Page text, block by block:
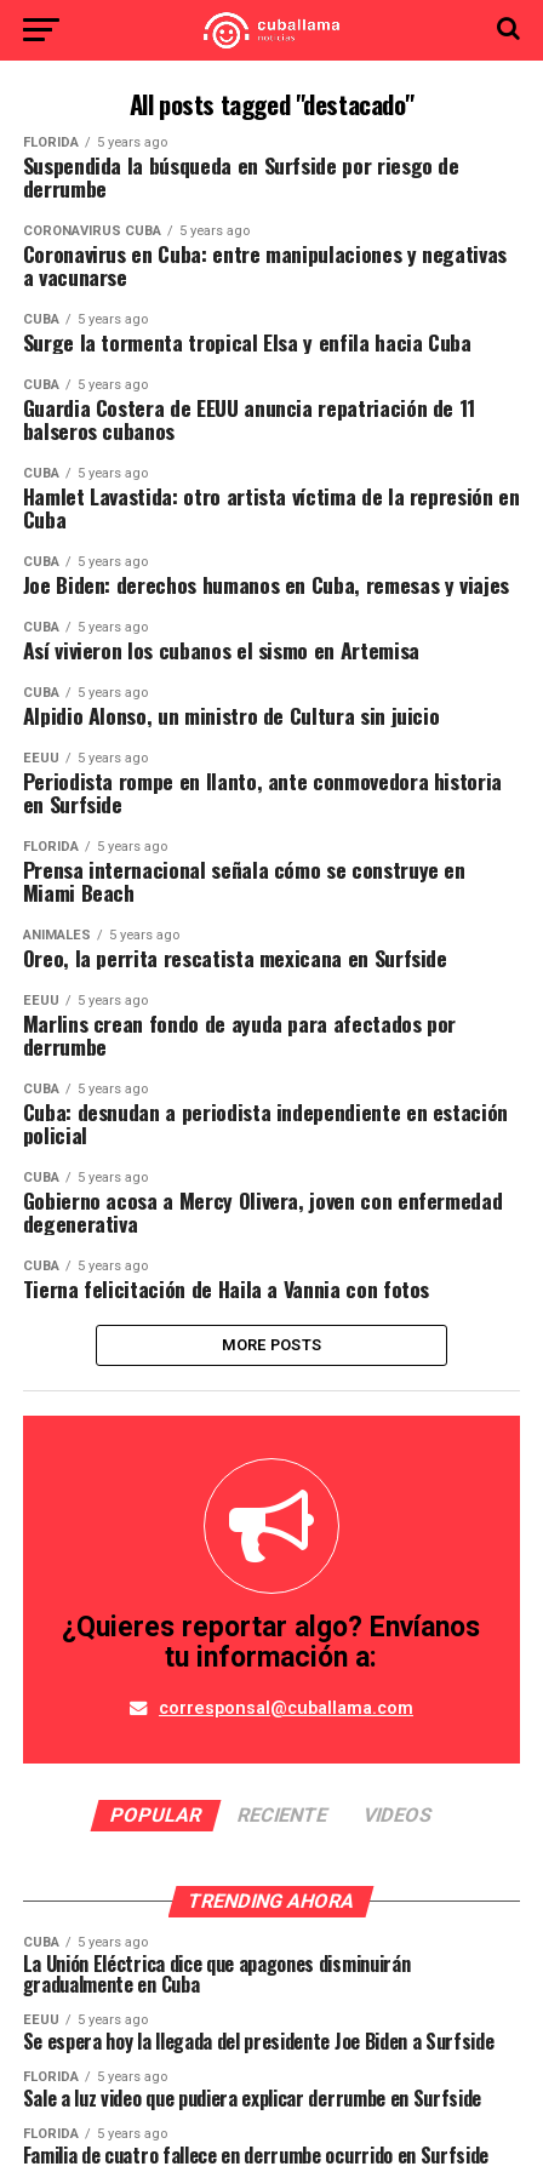
All posts tagged "destacado"
FLORIDA 5 years ago
Suspendida la búsqueda en Surfside por riesgo de
derrumbe
CORONAVIRUS CUBA 5 years ago
Coronavirus en Cuba: entre manipulaciones y negativas
a vacunarse
CUBA 5 years ago
Surge la tormenta tropical Elsa y enfila hacia Cuba
CUBA 5 years ago
Guardia Costera de EEUU anuncia repatriación de 11
balseros cubanos
CUBA 5 years ago
Hamlet Lavastida: otro artista víctima de la represión en
Cuba
CUBA 5 years ago
Joe Biden: derechos humanos en Cuba, remesas y viajes
CUBA 5 years ago
Así vivieron los cubanos el sismo en Artemisa
CUBA 5 years ago
Alpidio Alonso, un ministro de Cultura sin juicio
EEUU 5 years ago
Periodista rompe en llanto, ante conmovedora historia
en Surfside
FLORIDA 5 years ago
Prensa internacional señala cómo se construye en
Miami Beach
ANIMALES 5 years ago
Oreo, la perrita rescatista mexicana en Surfside
EEUU 5 years ago
Marlins crean fondo de ayuda para afectados por
derrumbe
CUBA 5 years ago
Cuba: desnudan a periodista independiente en estación
policial
CUBA 5 years ago
Gobierno acosa a Mercy Olivera, joven con enfermedad
degenerativa
CUBA 5 years ago
Tierna felicitación de Haila a Vannia con fotos
MORE POSTS
¿Quieres reportar algo? Envíanos
tu información a:
corresponsal@cuballama.com
POPULAR RECIENTE VIDEOS
TRENDING AHORA
CUBA 5 years ago
La Unión Eléctrica dice que apagones disminuirán
gradualmente en Cuba
EEUU 5 years ago
Se espera hoy la llegada del presidente Joe Biden a Surfside
FLORIDA 5 years ago
Sale a luz video que pudiera explicar derrumbe en Surfside
FLORIDA 5 years ago
Familia de cuatro fallece en derrumbe ocurrido en Surfside